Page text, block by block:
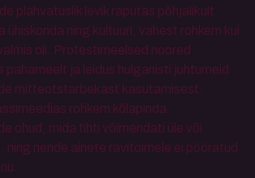
plahvatuslik levik raputas põhjalikult
ning kultuuri, vahest rohkem kui
oli. Protestimeelsed noored
ja leidus hulganisti juhtumeid
mitteotstarbekast kasutamisest.
rohkem kõlapinda
ohud, mida tihti võimendati üle või
nende ainete ravitoimele ei pööratud